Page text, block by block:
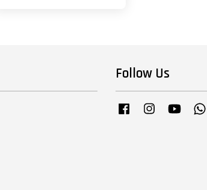
Follow Us
Facebook InstagramYouTube